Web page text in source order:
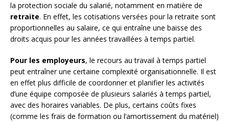
la protection sociale du salarié, notamment en matière de
retraite. En effet, les cotisations versées pour la retraite sont
proportionnelles au salaire, ce qui entraîne une baisse des
droits acquis pour les années travaillées à temps partiel.
Pour les employeurs, le recours au travail à temps partiel
peut entraîner une certaine complexité organisationnelle. Il est
en effet plus difficile de coordonner et planifier les activités
d’une équipe composée de plusieurs salariés à temps partiel,
avec des horaires variables. De plus, certains coûts fixes
(comme les frais de formation ou l’amortissement du matériel)